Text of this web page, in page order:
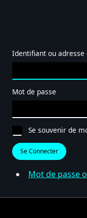
Identifiant ou adresse
Mot de passe
Se souvenir de
Se Connecter
Mot de passe